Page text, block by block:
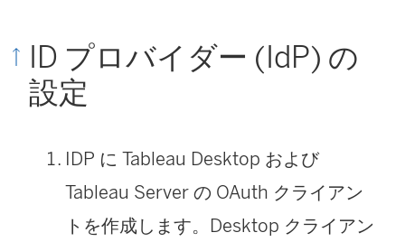
ID プロバイダー (IdP) の
設定
IDP に Tableau Desktop および
Tableau Server の OAuth クライアン
トを作成します。Desktop クライアン